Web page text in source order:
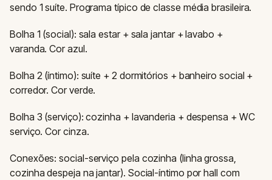
sendo 1 suíte. Programa típico de classe média brasileira.
Bolha 1 (social): sala estar + sala jantar + lavabo +
varanda. Cor azul.
Bolha 2 (íntimo): suíte + 2 dormitórios + banheiro social +
corredor. Cor verde.
Bolha 3 (serviço): cozinha + lavanderia + despensa + WC
serviço. Cor cinza.
Conexões: social-serviço pela cozinha (linha grossa,
cozinha despeja na jantar). Social-íntimo por hall com